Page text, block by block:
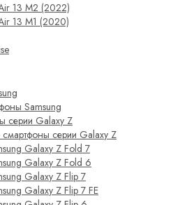
13 M2 (2022)
13 M1 (2020)
Samsung
серии Galaxy Z
смартфоны серии Galaxy Z
Galaxy Z Fold 7
Galaxy Z Fold 6
Galaxy Z Flip 7
Galaxy Z Flip 7 FE